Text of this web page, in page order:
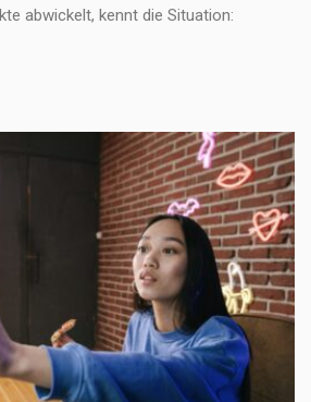
abwickelt, kennt die Situation: